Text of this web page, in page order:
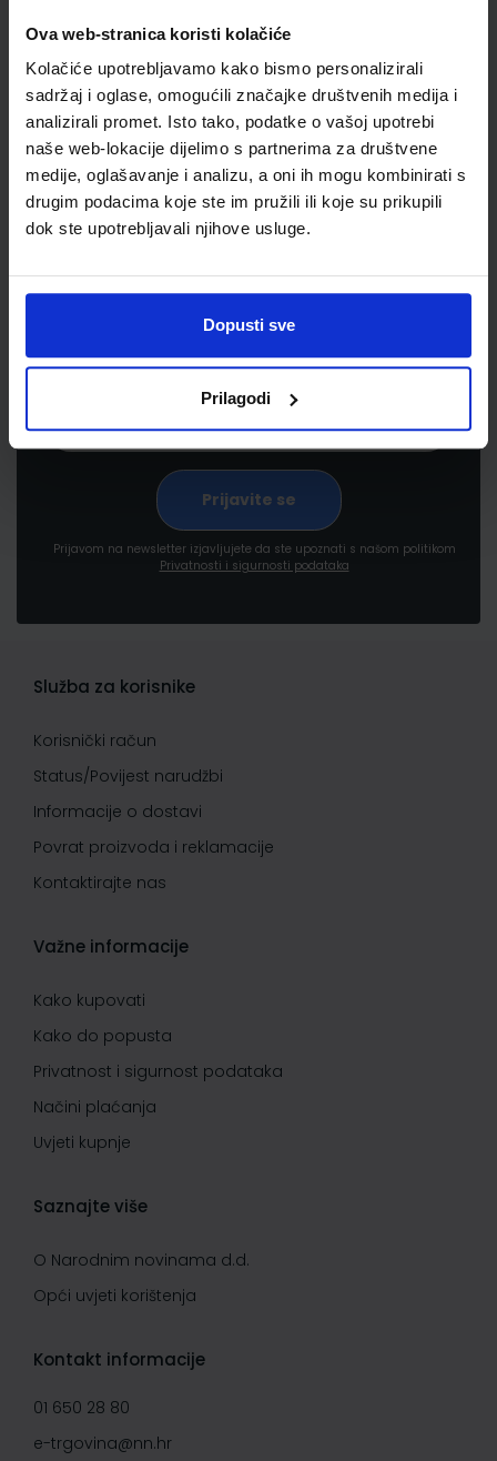
Ova web-stranica koristi kolačiće
Kolačiće upotrebljavamo kako bismo personalizirali
sadržaj i oglase, omogućili značajke društvenih medija i
analizirali promet. Isto tako, podatke o vašoj upotrebi
naše web-lokacije dijelimo s partnerima za društvene
medije, oglašavanje i analizu, a oni ih mogu kombinirati s
drugim podacima koje ste im pružili ili koje su prikupili
dok ste upotrebljavali njihove usluge.
Dopusti sve
Prilagodi
proizvodima i uslugama, akcijama i drugim
pogodnostima
Prijavom na newsletter izjavljujete da ste upoznati s našom politikom
Privatnosti i sigurnosti podataka
Služba za korisnike
Korisnički račun
Status/Povijest narudžbi
Informacije o dostavi
Povrat proizvoda i reklamacije
Kontaktirajte nas
Važne informacije
Kako kupovati
Kako do popusta
Privatnost i sigurnost podataka
Načini plaćanja
Uvjeti kupnje
Saznajte više
O Narodnim novinama d.d.
Opći uvjeti korištenja
Kontakt informacije
01 650 28 80
e-trgovina@nn.hr